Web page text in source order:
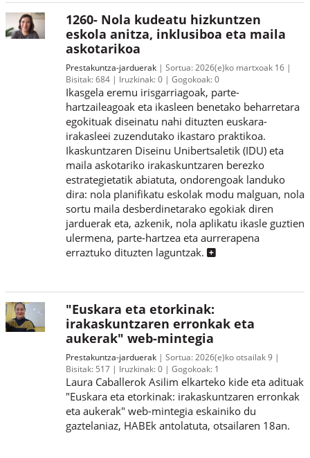
1260- Nola kudeatu hizkuntzen
eskola anitza, inklusiboa eta maila
askotarikoa
Prestakuntza-jarduerak Sortua:2026(e)ko martxoak 16
Bisitak:684 Iruzkinak:0 Gogokoak:0
Ikasgela eremu irisgarriagoak, parte-
hartzaileagoak eta ikasleen benetako beharretara
egokituak diseinatu nahi dituzten euskara-
irakasleei zuzendutako ikastaro praktikoa.
Ikaskuntzaren Diseinu Unibertsaletik (IDU) eta
maila askotariko irakaskuntzaren berezko
estrategietatik abiatuta, ondorengoak landuko
dira: nola planifikatu eskolak modu malguan, nola
sortu maila desberdinetarako egokiak diren
jarduerak eta, azkenik, nola aplikatu ikasle guztien
ulermena, parte-hartzea eta aurrerapena
erraztuko dituzten laguntzak.
"Euskara eta etorkinak:
irakaskuntzaren erronkak eta
aukerak" web-mintegia
Prestakuntza-jarduerak Sortua:2026(e)ko otsailak 9
Bisitak: 517 Iruzkinak:0 Gogokoak: 1
Laura Caballerok Asilim elkarteko kide eta adituak
"Euskara eta etorkinak: irakaskuntzaren erronkak
eta aukerak" web-mintegia eskainiko du
gaztelaniaz, HABEk antolatuta, otsailaren 18an.